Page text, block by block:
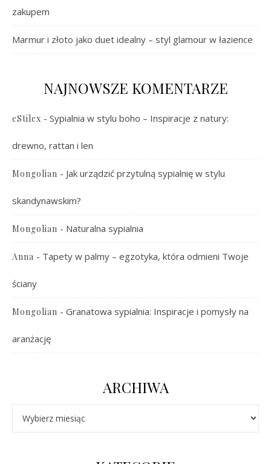
zakupem
Marmur i złoto jako duet idealny – styl glamour w łazience
NAJNOWSZE KOMENTARZE
eStilex - Sypialnia w stylu boho – Inspiracje z natury:
drewno, rattan i len
Mongolian - Jak urządzić przytulną sypialnię w stylu
skandynawskim?
Mongolian - Naturalna sypialnia
Anna - Tapety w palmy – egzotyka, która odmieni Twoje
ściany
Mongolian - Granatowa sypialnia: Inspiracje i pomysły na
aranżację
ARCHIWA